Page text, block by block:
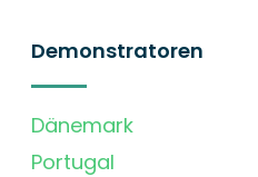
Demonstratoren
Dänemark
Portugal